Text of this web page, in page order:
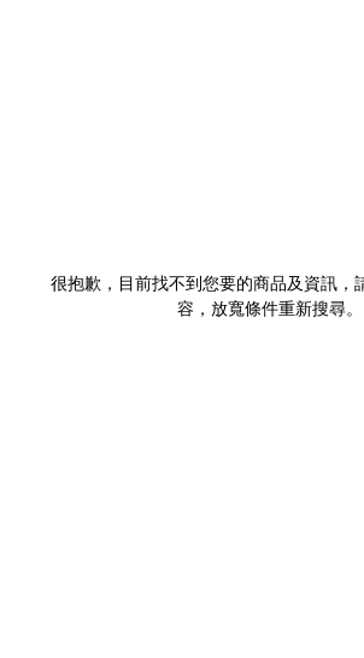
很抱歉，目前找不到您要的商品及資訊，
容，放寬條件重新搜尋。